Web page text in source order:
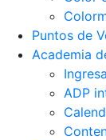
Puntos de
Academia
ADP